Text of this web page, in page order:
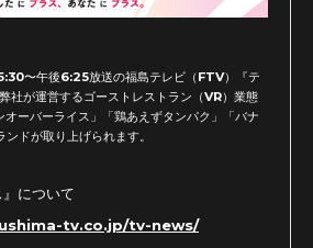
〜午後6:25放送の福島テレビ（FTV）『テ
社が運営するゴーストレストラン（VR）業態
オーバーライス」「鶏あえずタンパク」「バナ
ドが取り上げられます。
』について
tv.co.jp/tv-news/